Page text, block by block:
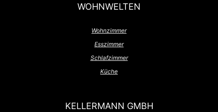
WOHNWELTEN
Wohnzimmer
Esszimmer
Schlafzimmer
Küche
KELLERMANN GMBH